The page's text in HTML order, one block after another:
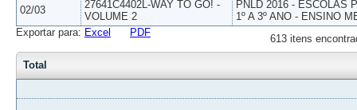
02/03
27641C4402L-WAY TO GO! -
VOLUME 2
PNLD 2016 - ESCOLAS
1º A 3º ANO - ENSINO
613 itens
Exportar para: Excel PDF
Total